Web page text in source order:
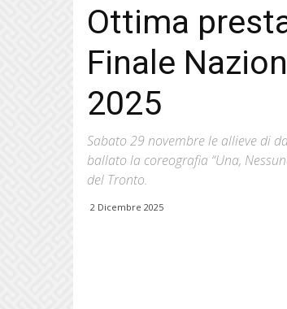
Ottima
Finale
2025
Sabato 29 novembre le allieve di
ballato la coreografia “Una,
del Tronto.
2 Dicembre 2025